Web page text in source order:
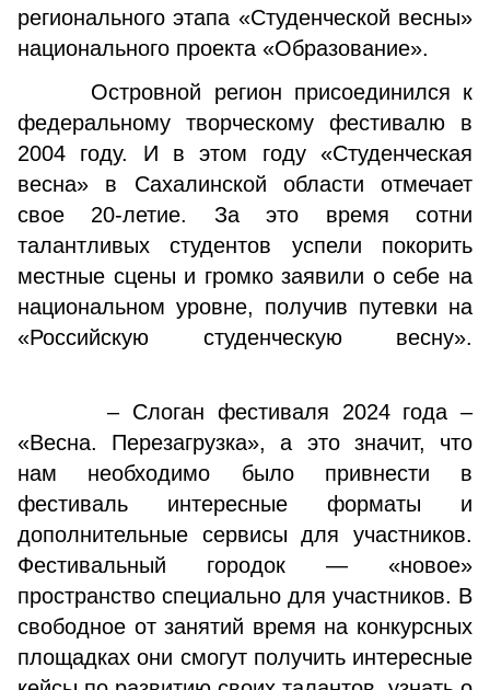
регионального этапа «Студенческой весны»
национального проекта «Образование».
Островной регион присоединился к
федеральному творческому фестивалю в
2004 году. И в этом году «Студенческая
весна» в Сахалинской области отмечает
свое 20-летие. За это время сотни
талантливых студентов успели покорить
местные сцены и громко заявили о себе на
национальном уровне, получив путевки на
«Российскую студенческую весну».
– Слоган фестиваля 2024 года –
«Весна. Перезагрузка», а это значит, что
нам необходимо было привнести в
фестиваль интересные форматы и
дополнительные сервисы для участников.
Фестивальный городок — «новое»
пространство специально для участников. В
свободное от занятий время на конкурсных
площадках они смогут получить интересные